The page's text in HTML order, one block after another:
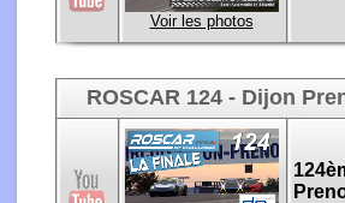
Voir les photos
ROSCAR 124 - Dijon